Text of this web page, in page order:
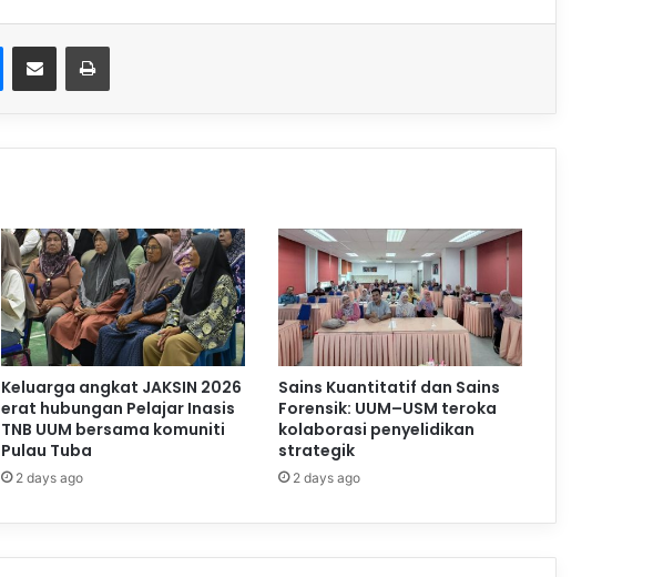
Keluarga angkat JAKSIN 2026
erat hubungan Pelajar Inasis
TNB UUM bersama komuniti
Pulau Tuba
2 days ago
Sains Kuantitatif dan Sains
Forensik: UUM–USM teroka
kolaborasi penyelidikan
strategik
2 days ago